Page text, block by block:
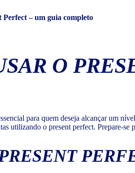
Perfect – um guia completo
O
para quem deseja alcançar um
utilizando o present perfect. Prepare-